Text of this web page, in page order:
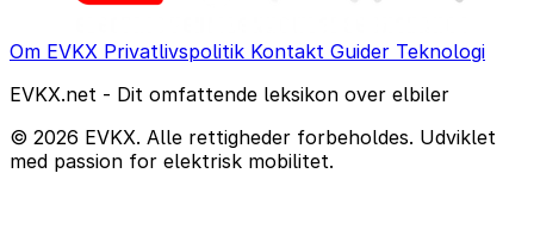
Om EVKX Privatlivspolitik Kontakt Guider Teknologi
EVKX.net - Dit omfattende leksikon over elbiler
© 2026 EVKX. Alle rettigheder forbeholdes. Udviklet
med passion for elektrisk mobilitet.